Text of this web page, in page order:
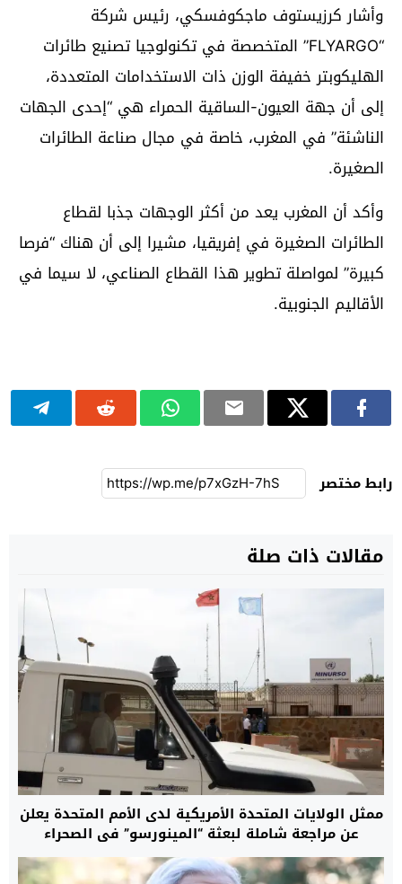
وأشار كرزيستوف ماجكوفسكي، رئيس شركة
“FLYARGO” المتخصصة في تكنولوجيا تصنيع طائرات
الهليكوبتر خفيفة الوزن ذات الاستخدامات المتعددة،
إلى أن جهة العيون-الساقية الحمراء هي “إحدى الجهات
الناشئة” في المغرب، خاصة في مجال صناعة الطائرات
الصغيرة.
وأكد أن المغرب يعد من أكثر الوجهات جذبا لقطاع
الطائرات الصغيرة في إفريقيا، مشيرا إلى أن هناك “فرصا
كبيرة” لمواصلة تطوير هذا القطاع الصناعي، لا سيما في
الأقاليم الجنوبية.
رابط مختصر
مقالات ذات صلة
ممثل الولايات المتحدة الأمريكية لدى الأمم المتحدة يعلن
عن مراجعة شاملة لبعثة “المينورسو” في الصحراء